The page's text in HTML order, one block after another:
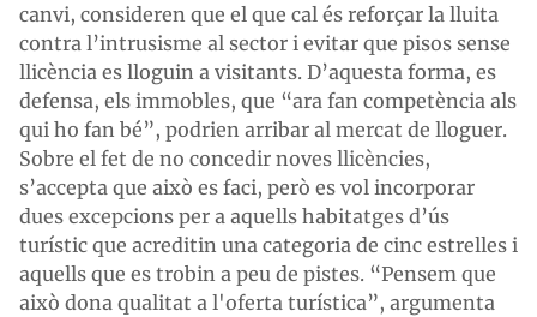
canvi, consideren que el que cal és reforçar la lluita
contra l’intrusisme al sector i evitar que pisos sense
llicència es lloguin a visitants. D’aquesta forma, es
defensa, els immobles, que “ara fan competència als
qui ho fan bé”, podrien arribar al mercat de lloguer.
Sobre el fet de no concedir noves llicències,
s’accepta que això es faci, però es vol incorporar
dues excepcions per a aquells habitatges d’ús
turístic que acreditin una categoria de cinc estrelles i
aquells que es trobin a peu de pistes. “Pensem que
això dona qualitat a l'oferta turística”, argumenta